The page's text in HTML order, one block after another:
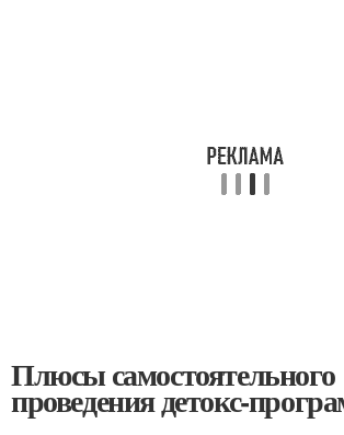
Плюсы самостоятельного
проведения детокс-